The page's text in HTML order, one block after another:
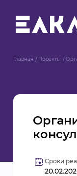
Главная Проекты
Сроки